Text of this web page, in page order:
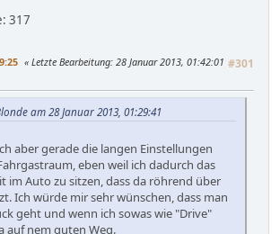
317
#301
Letzte Bearbeitung: 28 Januar 2013, 01:42:01
am 28 Januar 2013, 01:29:41
aber gerade die langen Einstellungen
eben weil ich dadurch das
im Auto zu sitzen, dass da röhrend über
Ich würde mir sehr wünschen, dass man
geht und wenn ich sowas wie "Drive"
auf nem guten Weg.